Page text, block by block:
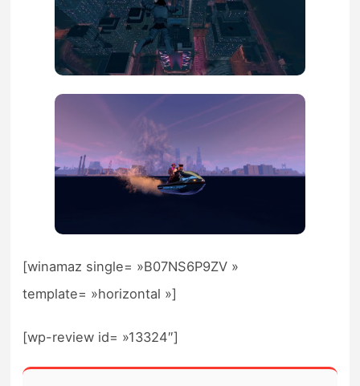
[winamaz single= »B07NS6P9ZV »
template= »horizontal »]
[wp-review id= »13324″]